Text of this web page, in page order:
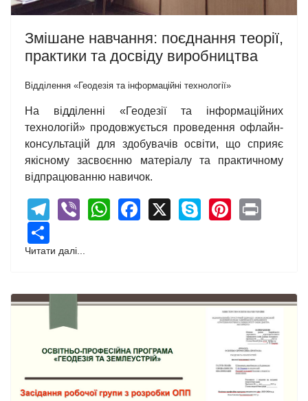
Змішане навчання: поєднання теорії,
практики та досвіду виробництва
Відділення «Геодезія та інформаційні технології»
На відділенні «Геодезії та інформаційних
технологій» продовжується проведення офлайн-
консультацій для здобувачів освіти, що сприяє
якісному засвоєнню матеріалу та практичному
відпрацюванню навичок.
Telegram
ViberWhatsApp
Facebook
X Skype
Читати далі...